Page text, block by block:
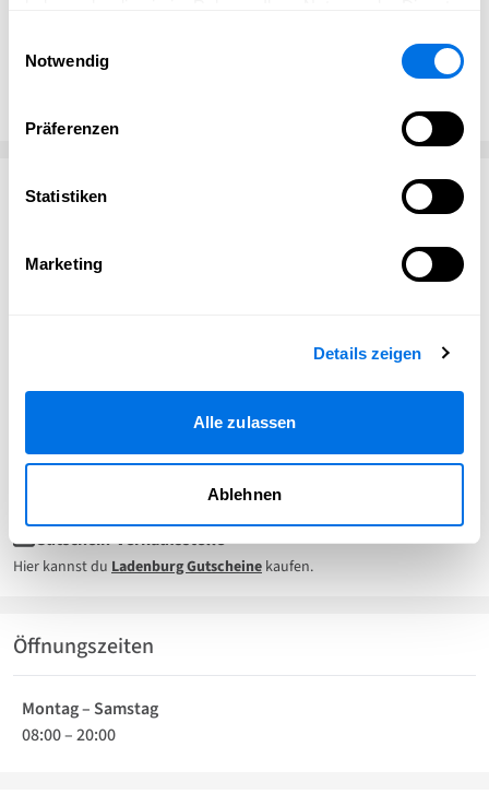
Notwendig
Präferenzen
Statistiken
Marketing
Details zeigen
Alle zulassen
Ablehnen
Kontakt
Edeka Aktiv Markt Keller
Ladenburg Gutschein
Gutschein-Verkaufsstelle
Hier kannst du Ladenburg Gutscheine kaufen.
Öffnungszeiten
Montag – Samstag
08:00–20:00